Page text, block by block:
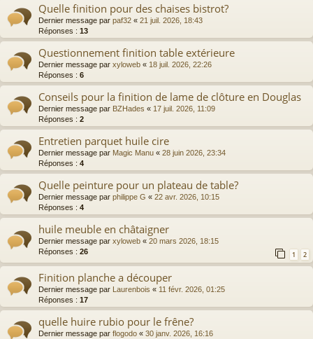
Quelle finition pour des chaises bistrot?
Dernier message par paf32 « 21 juil. 2026, 18:43
Réponses : 13
Questionnement finition table extérieure
Dernier message par xyloweb « 18 juil. 2026, 22:26
Réponses : 6
Conseils pour la finition de lame de clôture en Douglas
Dernier message par BZHades « 17 juil. 2026, 11:09
Réponses : 2
Entretien parquet huile cire
Dernier message par Magic Manu « 28 juin 2026, 23:34
Réponses : 4
Quelle peinture pour un plateau de table?
Dernier message par philippe G « 22 avr. 2026, 10:15
Réponses : 4
huile meuble en châtaigner
Dernier message par xyloweb « 20 mars 2026, 18:15
Réponses : 26 1 2
Finition planche a découper
Dernier message par Laurenbois « 11 févr. 2026, 01:25
Réponses : 17
quelle huire rubio pour le frêne?
Dernier message par flogodo « 30 janv. 2026, 16:16